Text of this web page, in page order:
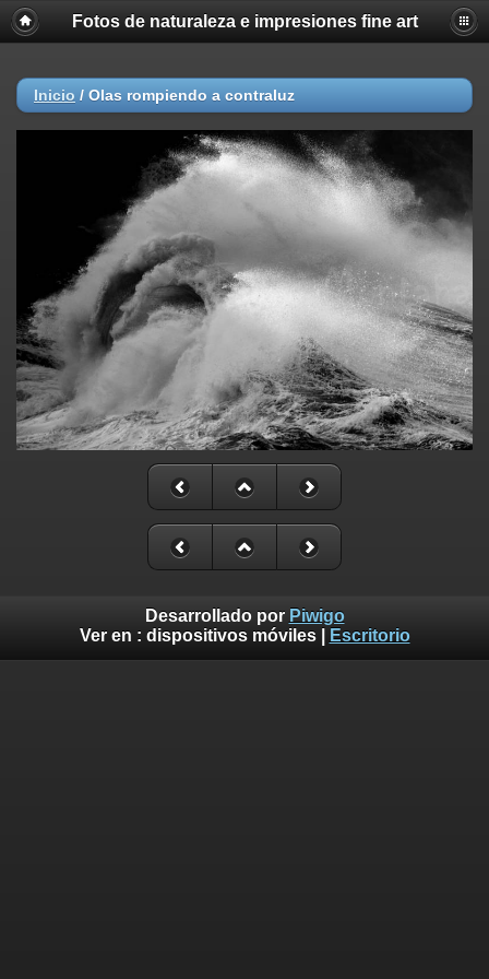
Fotos de naturaleza e impresiones fine art
Inicio / Olas rompiendo a contraluz
Desarrollado por Piwigo
Ver en : dispositivos móviles| Escritorio